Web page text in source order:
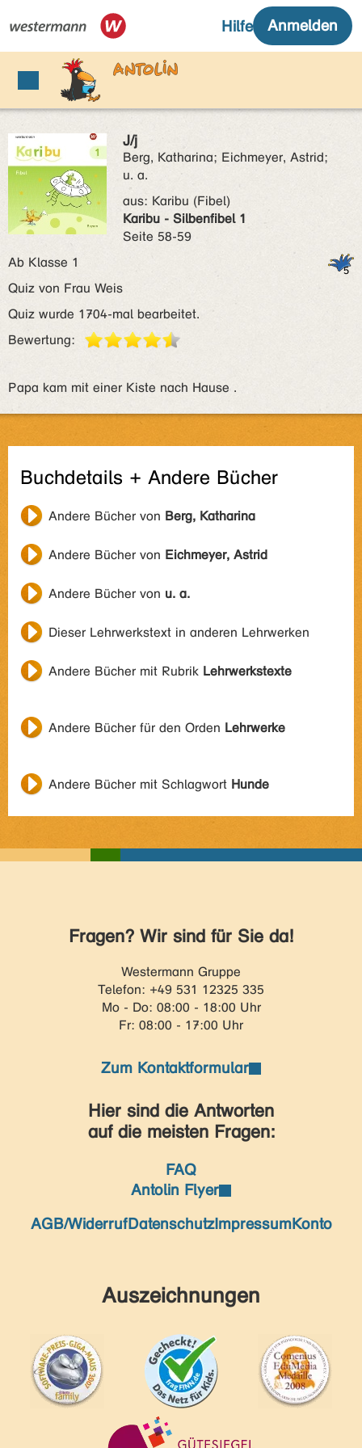
J/j
Berg, Katharina; Eichmeyer, Astrid;
u. a.
aus: Karibu (Fibel)
Karibu - Silbenfibel 1
Seite 58-59
Ab Klasse 1
Quiz von Frau Weis
Quiz wurde 1704-mal bearbeitet.
Bewertung:
Papa kam mit einer Kiste nach Hause .
Buchdetails + Andere Bücher
Andere Bücher von Berg, Katharina
Andere Bücher von Eichmeyer, Astrid
Andere Bücher von u. a.
Dieser Lehrwerkstext in anderen Lehrwerken
Andere Bücher mit Rubrik Lehrwerkstexte
Andere Bücher für den Orden Lehrwerke
Andere Bücher mit Schlagwort Hunde